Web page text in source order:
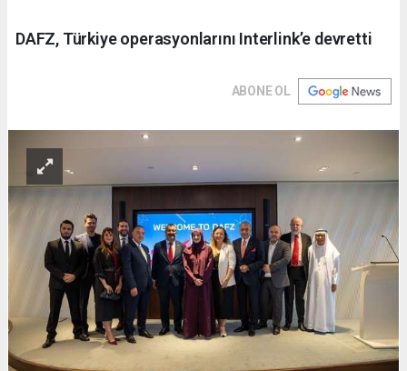
DAFZ, Türkiye operasyonlarını Interlink’e devretti
ABONE OL